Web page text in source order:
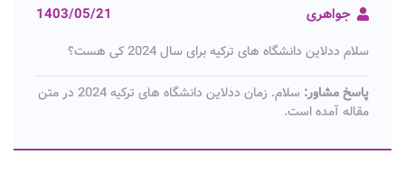
جواهری 1403/05/21
سلام ددلاین دانشگاه های ترکیه برای سال 2024 کی هست؟
پاسخ مشاور:
سلام. زمان ددلاین دانشگاه های ترکیه 2024 در متن
مقاله آمده است.